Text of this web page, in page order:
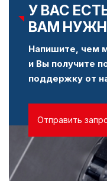
У ВАС
ВАМ
Напишите, чем
и Вы получите
поддержку от
Отправить